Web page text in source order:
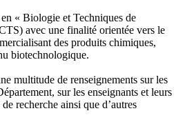
« Biologie et Techniques de
avec une finalité orientée vers le
des produits chimiques,
biotechnologique.
multitude de renseignements sur les
sur les enseignants et leurs
recherche ainsi que d’autres